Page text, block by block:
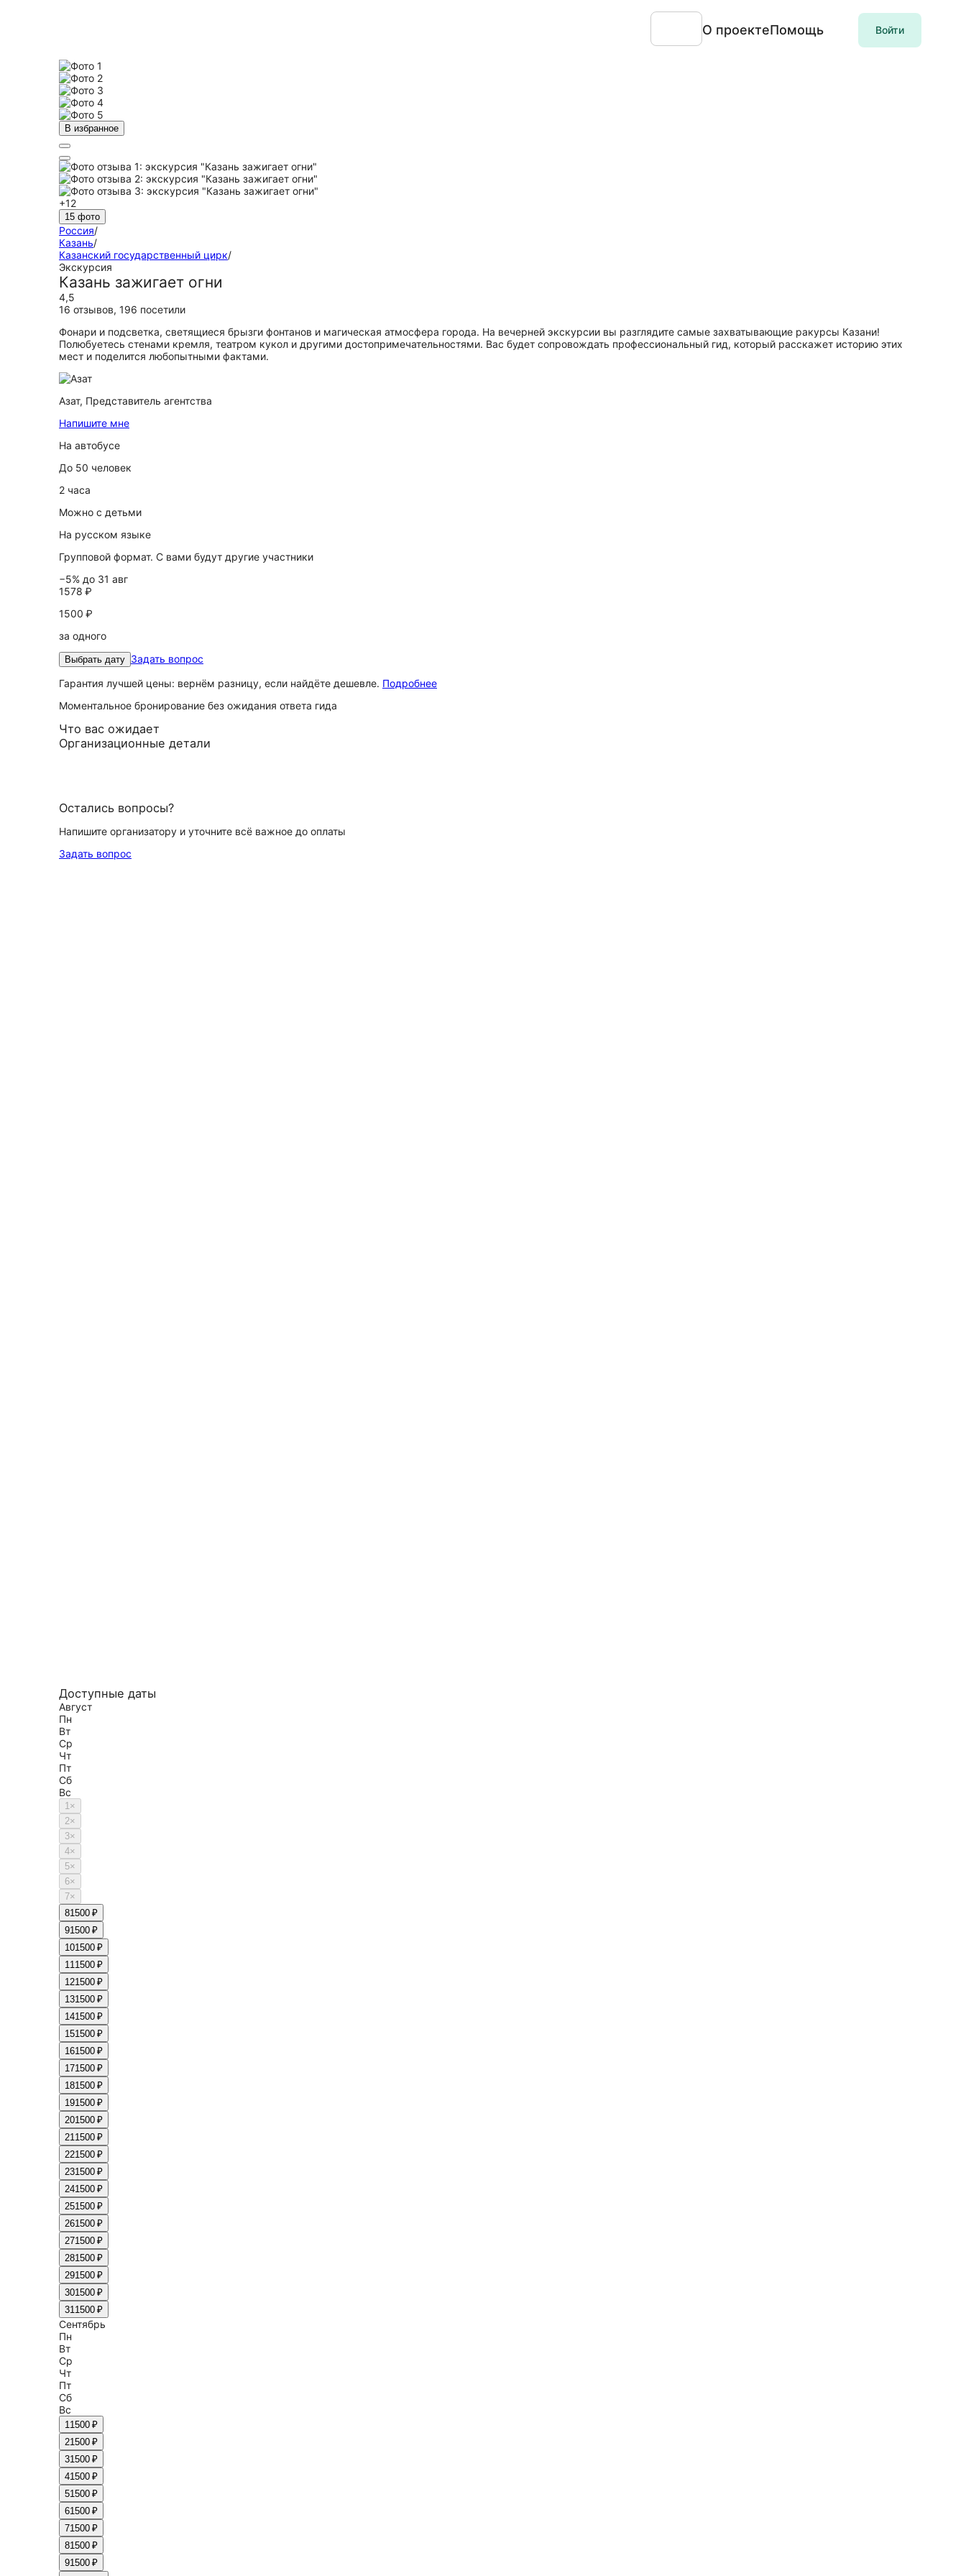
О проектеПомощь Войти
В избранное
+12
15 фото
Россия/
Казань/
Казанский государственный цирк/
Экскурсия
Казань зажигает огни
4,5
16 отзывов, 196 посетили
Фонари и подсветка, светящиеся брызги фонтанов и магическая атмосфера города. На вечерней экскурсии вы разглядите самые захватывающие ракурсы Казани!
Полюбуетесь стенами кремля, театром кукол и другими достопримечательностями. Вас будет сопровождать профессиональный гид, который расскажет историю этих
мест и поделится любопытными фактами.
Азат, Представитель агентства
Напишите мне
На автобусе
До 50 человек
2 часа
Можно с детьми
На русском языке
Групповой формат. С вами будут другие участники
−5% до 31 авг
1578 ₽
1500 ₽
за одного
Выбрать дату Задать вопрос
Гарантия лучшей цены: вернём разницу, если найдёте дешевле. Подробнее
Моментальное бронирование без ожидания ответа гида
Что вас ожидает
Организационные детали
Остались вопросы?
Напишите организатору и уточните всё важное до оплаты
Задать вопрос
Доступные даты
Август
Пн
Вт
Ср
Чт
Пт
Сб
Вс
1×
2×
3×
4×
5×
6×
7×
81500 ₽
91500 ₽
101500 ₽
111500 ₽
121500 ₽
131500 ₽
141500 ₽
151500 ₽
161500 ₽
171500 ₽
181500 ₽
191500 ₽
201500 ₽
211500 ₽
221500 ₽
231500 ₽
241500 ₽
251500 ₽
261500 ₽
271500 ₽
281500 ₽
291500 ₽
301500 ₽
311500 ₽
Сентябрь
Пн
Вт
Ср
Чт
Пт
Сб
Вс
11500 ₽
21500 ₽
31500 ₽
41500 ₽
51500 ₽
61500 ₽
71500 ₽
81500 ₽
91500 ₽